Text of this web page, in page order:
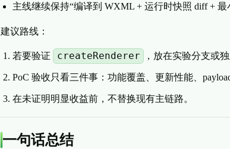
主线继续保持“编译到 WXML + 运行时快照 diff + 最
建议路线：
若要验证 createRenderer ，放在实验分支或
PoC 验收只看三件事：功能覆盖、更新性能、
在未证明明显收益前，不替换现有主链路。
一句话总结